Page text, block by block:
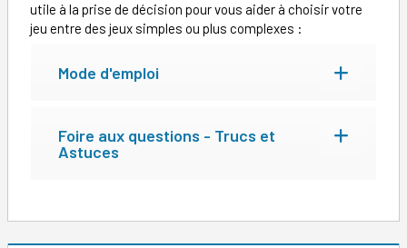
utile à la prise de décision pour vous aider à choisir votre
jeu entre des jeux simples ou plus complexes :
Mode d'emploi
Foire aux questions - Trucs et
Astuces